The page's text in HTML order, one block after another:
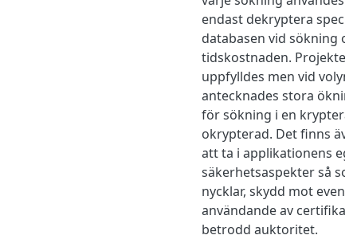
endast dekryptera
databasen vid sökning
tidskostnaden.
uppfylldes men vid
antecknades stora
för sökning i en
okrypterad. Det finns
att ta i applikationens
säkerhetsaspekter så
nycklar, skydd mot
användande av certifikat
betrodd auktoritet.